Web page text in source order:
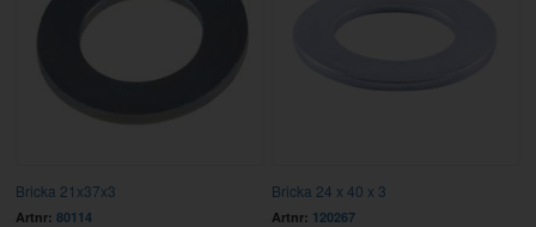
Bricka 21x37x3
Artnr: 80114
Bricka 24 x 40 x 3
Artnr: 120267